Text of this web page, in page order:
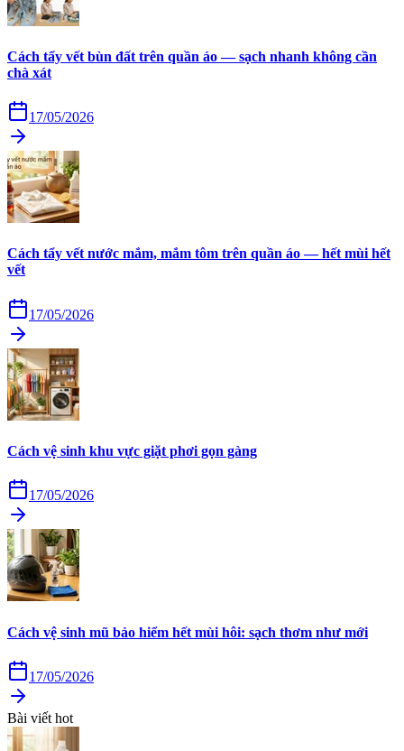
Cách tẩy vết bùn đất trên quần áo — sạch nhanh không cần
chà xát
17/05/2026
Cách tẩy vết nước mắm, mắm tôm trên quần áo — hết mùi hết
vết
17/05/2026
Cách vệ sinh khu vực giặt phơi gọn gàng
17/05/2026
Cách vệ sinh mũ bảo hiểm hết mùi hôi: sạch thơm như mới
17/05/2026
Bài viết hot